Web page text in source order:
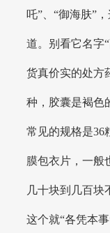
吒”、“御海肤”
道。别看它名字
货真价实的处方
种，胶囊是褐色
常见的规格是36
膜包衣片，一般
几十块到几百块
这个就“各凭本事